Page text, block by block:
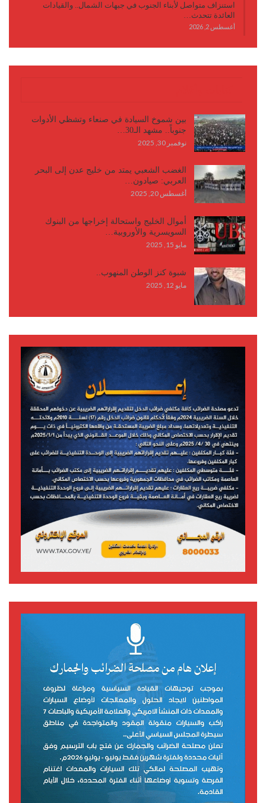
استنزاف متواصل لأبناء الجنوب في جبهات الشمال.. والقيادات
العائدة تتحدث…
أغسطس 2, 2026
بين شموخ السيادة في صنعاء وتشظي الأدوات
جنوباً.. مشهد الـ30…
نوفمبر 30, 2025
الغضب الشعبي يمتد من خليج عدن إلى البحر
العربي: صيادون…
أغسطس 20, 2025
أموال الخليج واستحالة إخراجها من البنوك
السويسرية والأوروبية…
مايو 15, 2025
شبوة كنز الوطن المنهوب..
مايو 12, 2025